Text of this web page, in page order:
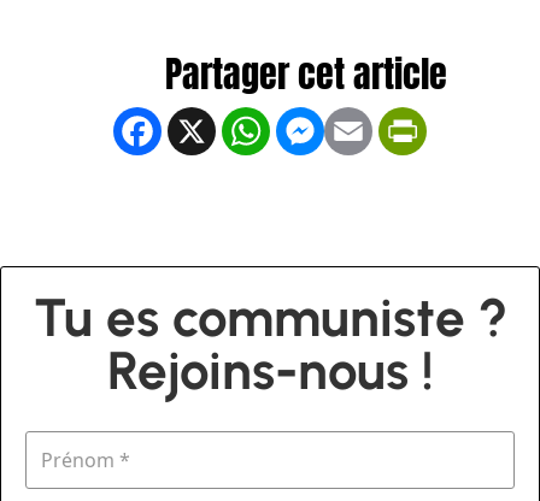
Facebook
X WhatsApp
Messenger
Email
Tu es communiste ?
Rejoins-nous !